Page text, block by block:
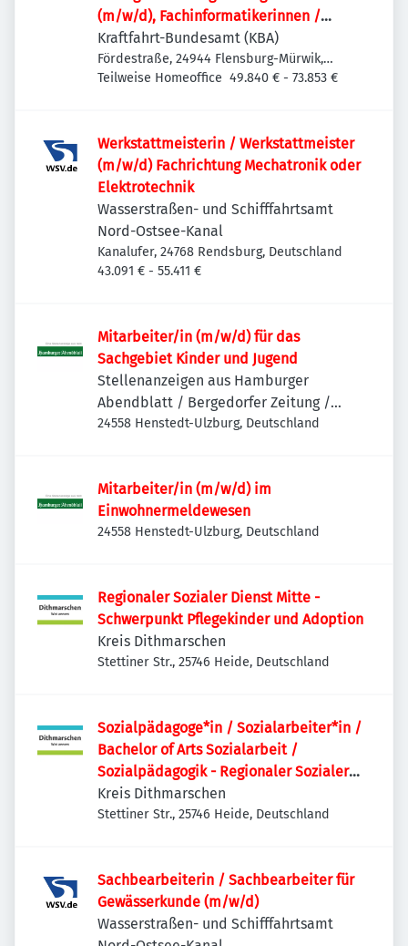
(m/w/d), Fachinformatikerinnen /
Fachinformatiker (m/w/d) oder
vergleichbare IT-Ausbildung für den IT-
Leitstand im Rechenzentrum
Kraftfahrt-Bundesamt (KBA)
Fördestraße, 24944 Flensburg-Mürwik,
Deutschland
Teilweise Homeoffice 49.840 € - 73.853 €
Werkstattmeisterin / Werkstattmeister
(m/w/d) Fachrichtung Mechatronik oder
Elektrotechnik
Wasserstraßen- und Schifffahrtsamt
Nord-Ostsee-Kanal
Kanalufer, 24768 Rendsburg, Deutschland
43.091 € - 55.411 €
Mitarbeiter/in (m/w/d) für das
Sachgebiet Kinder und Jugend
Stellenanzeigen aus Hamburger
Abendblatt / Bergedorfer Zeitung /
Hamburger Wochenblatt / Niendorfer
24558 Henstedt-Ulzburg, Deutschland
Mitarbeiter/in (m/w/d) im
Einwohnermeldewesen
24558 Henstedt-Ulzburg, Deutschland
Regionaler Sozialer Dienst Mitte -
Schwerpunkt Pflegekinder und Adoption
Kreis Dithmarschen
Stettiner Str., 25746 Heide, Deutschland
Sozialpädagoge*in / Sozialarbeiter*in /
Bachelor of Arts Sozialarbeit /
Sozialpädagogik - Regionaler Sozialer
Dienst
Kreis Dithmarschen
Stettiner Str., 25746 Heide, Deutschland
Sachbearbeiterin / Sachbearbeiter für
Gewässerkunde (m/w/d)
Wasserstraßen- und Schifffahrtsamt